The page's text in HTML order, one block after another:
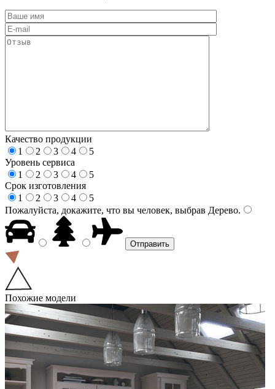
Качество продукции
1
2 3 4
5
Уровень сервиса
1
2 3 4
5
Срок изготовления
1
2 3 4
5
Пожалуйста, докажите, что вы человек, выбрав Дерево.
Похожие модели